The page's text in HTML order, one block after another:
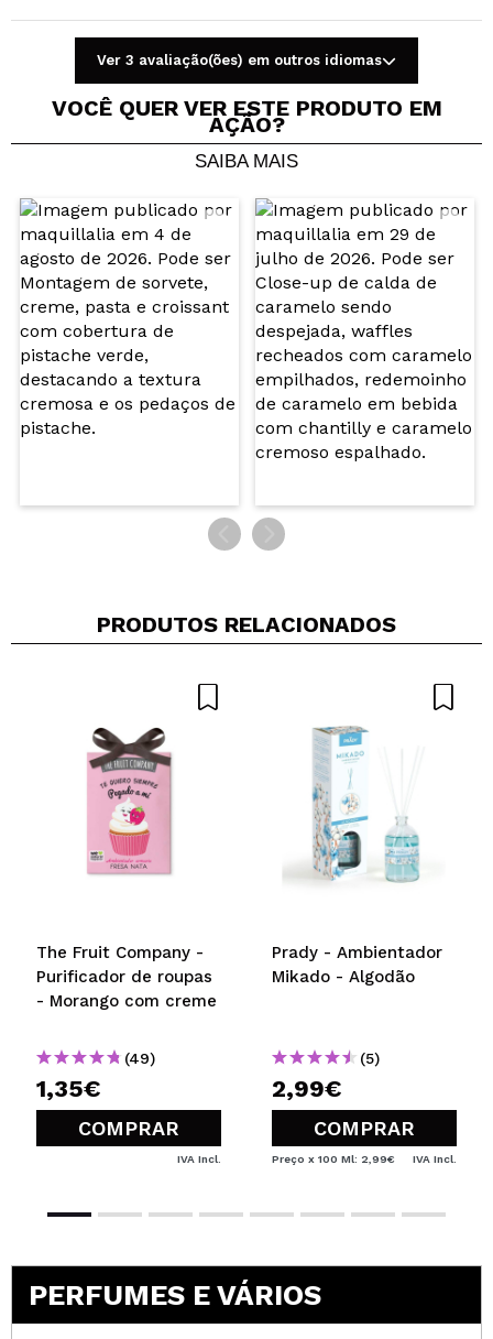
Compartilhar um vídeo ou uma foto
Seu vídeo pode ser o primeiro. Imagine isso...
Recomenda esta compra? Sim Não
ENVIAR
Ver 3 avaliação(ões) em outros idiomas
VOCÊ QUER VER ESTE PRODUTO EM
AÇÃO?
SAIBA MAIS
PRODUTOS RELACIONADOS
The Fruit Company -
Purificador de roupas
- Morango com creme
(49)
1,35€
COMPRAR
IVA Incl.
Prady - Ambientador
Mikado - Algodão
(5)
2,99€
COMPRAR
Preço x 100 Ml: 2,99€ IVA Incl.
PERFUMES E VÁRIOS